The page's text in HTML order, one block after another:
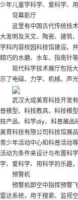
少年儿童学科学、爱科学、
穹幕影厅
这里有中国古代传统技
大发明及天文、陶瓷、建筑
学科内容校园科技馆建设。
精巧的水磨、水车、指南针等
现代科学技术展厅包括
示了电磁、力学、机械、声
武汉大成美育科技开发
普模型、科技教具、科技模
技产品、科学diy、科普展品
美育科技有限公司科技馆展
青少年活动中心和科普活动
活动为条件来设计与布置科
学、爱科学、用科学的乐趣
预警机
预警机即空中指挥预警
雷达系统，用于搜索、监视